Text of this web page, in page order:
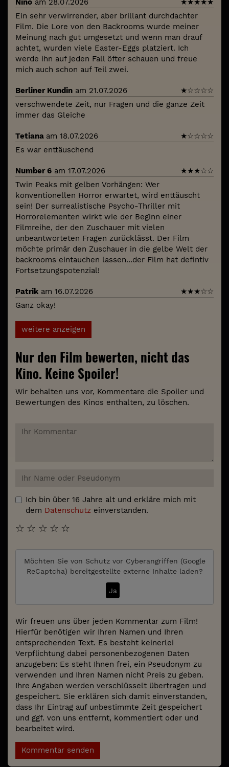
Nino am 28.07.2026 ★★★★★
Ein sehr verwirrender, aber brillant durchdachter
Film. Die Lore von den Backrooms wurde meiner
Meinung nach gut umgesetzt und wenn man drauf
achtet, wurden viele Easter-Eggs platziert. Ich
werde ihn auf jeden Fall öfter schauen und freue
mich auch schon auf Teil zwei.
Berliner Kundin am 21.07.2026 ★☆☆☆☆
verschwendete Zeit, nur Fragen und die ganze Zeit
immer das Gleiche
Tetiana am 18.07.2026 ★☆☆☆☆
Es war enttäuschend
Number 6 am 17.07.2026 ★★★☆☆
Twin Peaks mit gelben Vorhängen: Wer
konventionellen Horror erwartet, wird enttäuscht
sein! Der surrealistische Psycho-Thriller mit
Horrorelementen wirkt wie der Beginn einer
Filmreihe, der den Zuschauer mit vielen
unbeantworteten Fragen zurücklässt. Der Film
möchte primär den Zuschauer in die gelbe Welt der
backrooms eintauchen lassen...der Film hat defintiv
Fortsetzungspotenzial!
Patrik am 16.07.2026 ★★★☆☆
Ganz okay!
weitere anzeigen
Nur den Film bewerten, nicht das
Kino. Keine Spoiler!
Wir behalten uns vor, Kommentare die Spoiler und
Bewertungen des Kinos enthalten, zu löschen.
Ich bin über 16 Jahre alt und erkläre mich mit
dem Datenschutz einverstanden.
☆
☆
☆
☆
☆
Möchten Sie von Schutz vor Cyberangriffen (Google
ReCaptcha) bereitgestellte externe Inhalte laden?
Ja
Wir freuen uns über jeden Kommentar zum Film!
Hierfür benötigen wir Ihren Namen und Ihren
entsprechenden Text. Es besteht keinerlei
Verpflichtung dabei personenbezogenen Daten
anzugeben: Es steht Ihnen frei, ein Pseudonym zu
verwenden und Ihren Namen nicht Preis zu geben.
Ihre Angaben werden verschlüsselt übertragen und
gespeichert. Sie erklären sich damit einverstanden,
dass Ihr Eintrag auf unbestimmte Zeit gespeichert
und ggf. von uns entfernt, kommentiert oder und
bearbeitet wird.
Kommentar senden